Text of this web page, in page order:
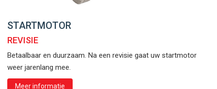
STARTMOTOR
REVISIE
Betaalbaar en duurzaam. Na een revisie gaat uw startmotor
weer jarenlang mee.
Meer informatie